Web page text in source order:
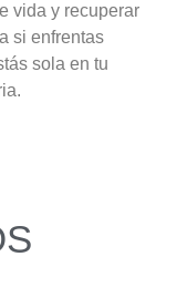
vida y recuperar
si enfrentas
sola en tu